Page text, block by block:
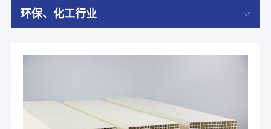
环保、化工行业